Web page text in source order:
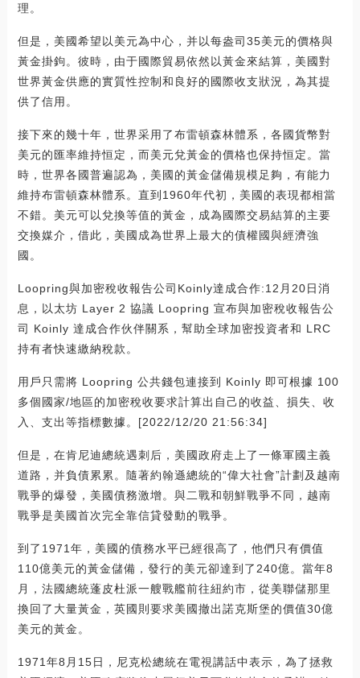
理。
但是，美國希望以美元為中心，并以每盎司35美元的價格與
黃金掛鉤。彼時，由于國際貿易依然以黃金來結算，美國對
世界黃金供應的實質性控制和良好的國際收支狀況，為其提
供了信用。
接下來的幾十年，世界采用了布雷頓森林體系，各國貨幣對
美元的匯率維持恒定，而美元兌黃金的價格也保持恒定。當
時，世界各國普遍認為，美國的黃金儲備規模足夠，有能力
維持布雷頓森林體系。直到1960年代初，美國的表現都相當
不錯。美元可以兌換等值的黃金，成為國際交易結算的主要
交換媒介，借此，美國成為世界上最大的債權國與經濟強
國。
Loopring與加密稅收報告公司Koinly達成合作:12月20日消
息，以太坊 Layer 2 協議 Loopring 宣布與加密稅收報告公
司 Koinly 達成合作伙伴關系，幫助全球加密投資者和 LRC
持有者快速繳納稅款。
用戶只需將 Loopring 公共錢包連接到 Koinly 即可根據 100
多個國家/地區的加密稅收要求計算出自己的收益、損失、收
入、支出等指標數據。[2022/12/20 21:56:34]
但是，在肯尼迪總統遇刺后，美國政府走上了一條軍國主義
道路，并負債累累。隨著約翰遜總統的“偉大社會”計劃及越南
戰爭的爆發，美國債務激增。與二戰和朝鮮戰爭不同，越南
戰爭是美國首次完全靠信貸發動的戰爭。
到了1971年，美國的債務水平已經很高了，他們只有價值
110億美元的黃金儲備，發行的美元卻達到了240億。當年8
月，法國總統蓬皮杜派一艘戰艦前往紐約市，從美聯儲那里
換回了大量黃金，英國則要求美國撤出諾克斯堡的價值30億
美元的黃金。
1971年8月15日，尼克松總統在電視講話中表示，為了拯救